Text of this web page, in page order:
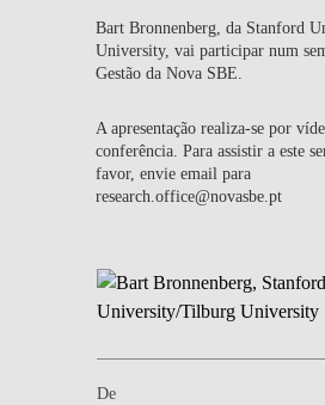
Bart Bronnenberg, da Stanford
University, vai participar num
Gestão da Nova SBE.
A apresentação realiza-se por
conferência. Para assistir a este
favor, envie email para
research.office@novasbe.pt
De